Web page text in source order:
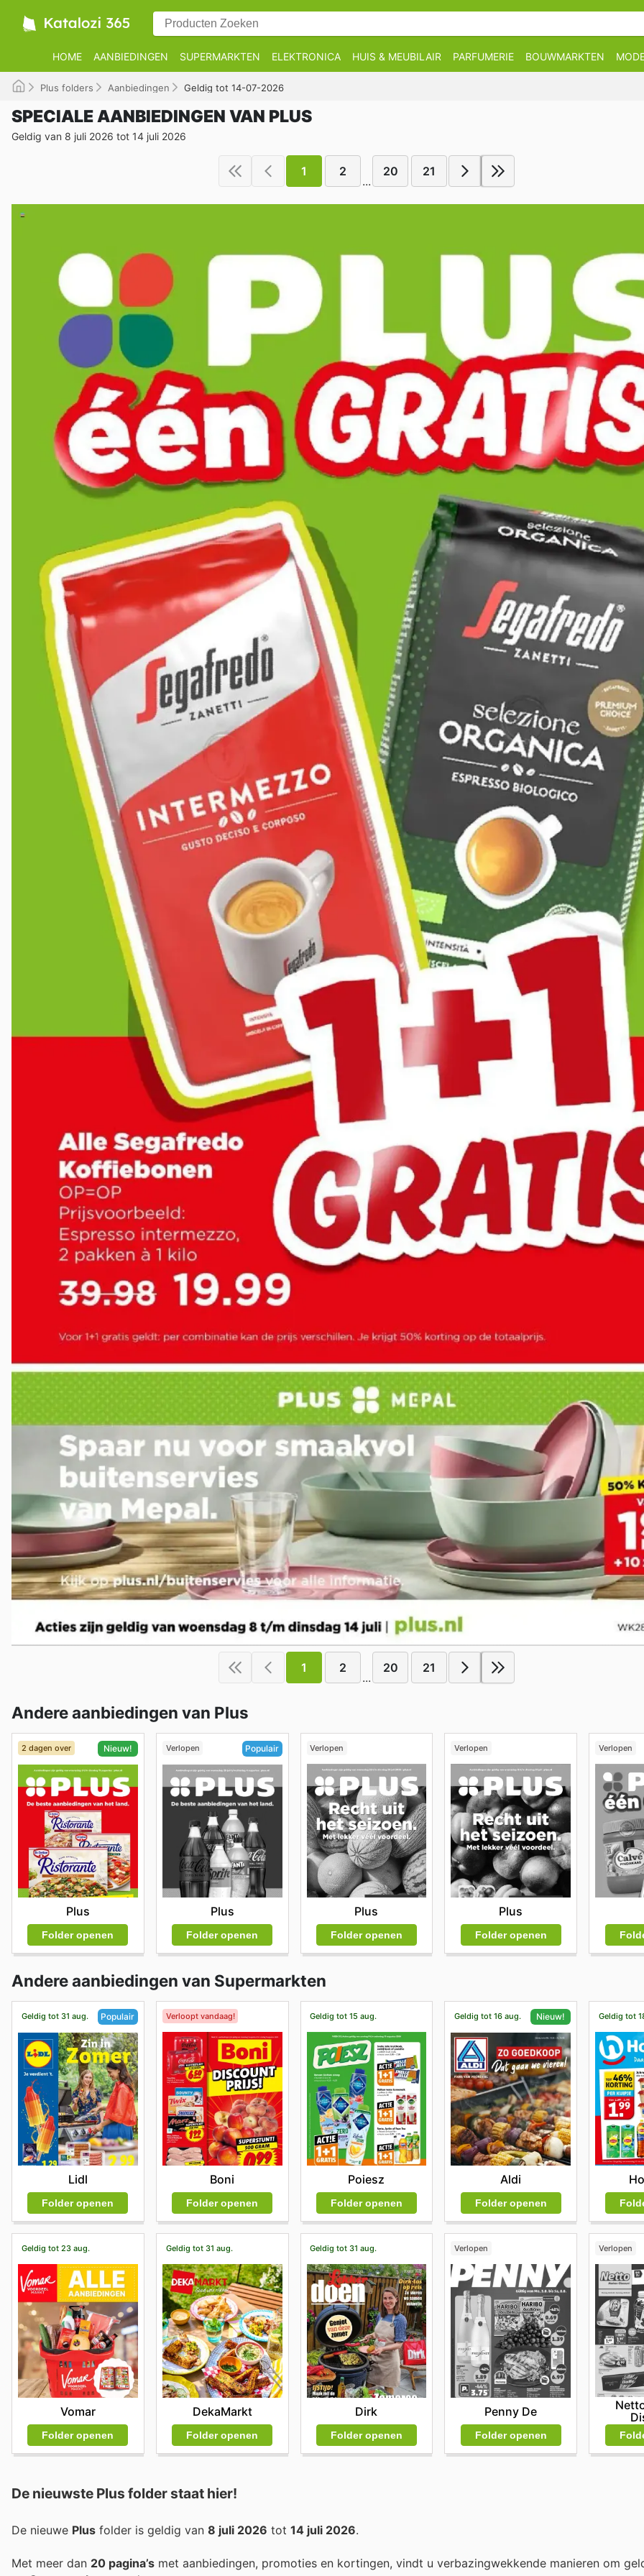
HOME AANBIEDINGEN SUPERMARKTEN ELEKTRONICA HUIS & MEUBILAIR PARFUMERIE BOUWMARKTEN
Plus folders Aanbiedingen Geldig tot 14-07-2026
SPECIALE AANBIEDINGEN VAN PLUS
Geldig van 8 juli 2026 tot 14 juli 2026
1 2
...
20 21
1 2
...
20 21
Andere aanbiedingen van Plus
2 dagen over Nieuw!
Plus
Folder openen
Verlopen Populair
Plus
Folder openen
Verlopen
Plus
Folder openen
Verlopen
Plus
Folder openen
Verlopen
Andere aanbiedingen van Supermarkten
Geldig tot 31 aug. Populair
Lidl
Folder openen
Verloopt vandaag!
Boni
Folder openen
Geldig tot 15 aug.
Poiesz
Folder openen
Geldig tot 16 aug. Nieuw!
Aldi
Folder openen
Geldig tot
Geldig tot 23 aug.
Vomar
Folder openen
Geldig tot 31 aug.
DekaMarkt
Folder openen
Geldig tot 31 aug.
Dirk
Folder openen
Verlopen
Penny De
Folder openen
Verlopen
De nieuwste Plus folder staat hier!
De nieuwe Plus folder is geldig van 8 juli 2026 tot 14 juli 2026.
Met meer dan 20 pagina’s met aanbiedingen, promoties en kortingen, vindt u verbazingwekkende manieren om